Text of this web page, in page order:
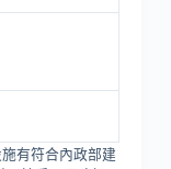
有符合內政部建